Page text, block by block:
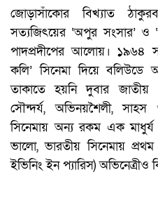
জোড়াসাঁকোর বিখ্যাত
সত্যজিৎয়ের ‘অপুর সংসার’ ও
পাদপ্রদীপের আলোয়। ১৯৬৪
কলি’ সিনেমা দিয়ে
তাকাতে হয়নি দুবার জাতীয়
সৌন্দর্য, অভিনয়শৈলী, সাহস
সিনেমায় অন্য রকম এক মাধুর্য
ভালো, ভারতীয় সিনেমায়
ইভিনিং ইন প্যারিস) অভিনেত্রীও